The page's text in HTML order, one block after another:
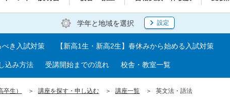
学年と地域を選択 設定
べき入試対策 【新高1生・新高2生】春休みから始める入試対策
込み方法 受講開始までの流れ 校舎・教室一覧
生） 講座を探す・申し込む 講座一覧 英文法・語法